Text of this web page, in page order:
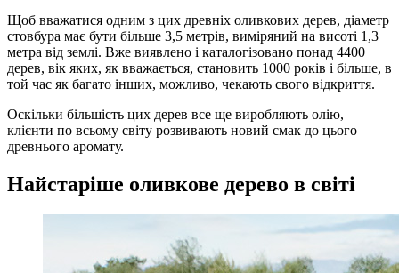
Щоб вважатися одним з цих древніх оливкових дерев, діаметр
стовбура має бути більше 3,5 метрів, виміряний на висоті 1,3
метра від землі. Вже виявлено і каталогізовано понад 4400
дерев, вік яких, як вважається, становить 1000 років і більше, в
той час як багато інших, можливо, чекають свого відкриття.
Оскільки більшість цих дерев все ще виробляють олію,
клієнти по всьому світу розвивають новий смак до цього
древнього аромату.
Найстаріше оливкове дерево в світі